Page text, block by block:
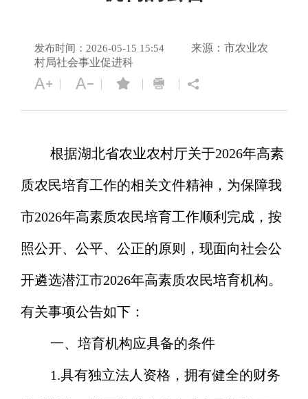
发布时间：2026-05-15 15:54
来源：市农业农
村局社会事业促进科
根据湖北省农业农村厅关于2026年高素
质农民培育工作的相关文件精神，为保障我
市2026年高素质农民培育工作顺利完成，按
照公开、公平、公正的原则，现面向社会公
开遴选潜江市2026年高素质农民培育机构。
有关事项公告如下：
一、培育机构应具备的条件
1.具有独立法人资格，拥有健全的财务